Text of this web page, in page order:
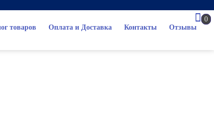
товаров Оплата и Доставка Контакты Отзывы
0